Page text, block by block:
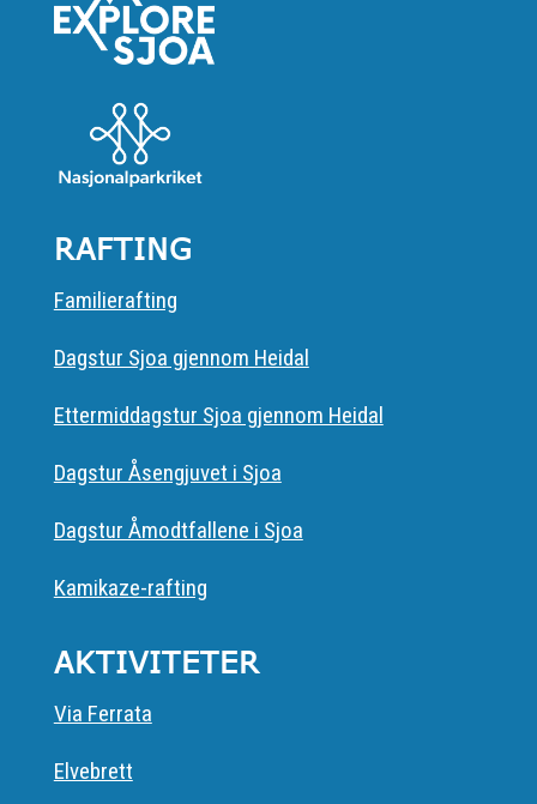
RAFTING
Familierafting
Dagstur Sjoa gjennom Heidal
Ettermiddagstur Sjoa gjennom Heidal
Dagstur Åsengjuvet i Sjoa
Dagstur Åmodtfallene i Sjoa
Kamikaze-rafting
AKTIVITETER
Via Ferrata
Elvebrett